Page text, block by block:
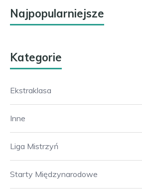
Najpopularniejsze
Kategorie
Ekstraklasa
Inne
Liga Mistrzyń
Starty Międzynarodowe